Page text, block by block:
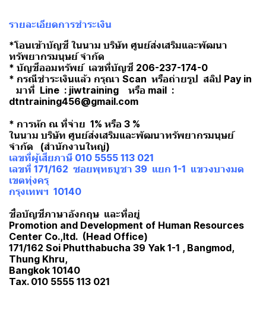
รายละเอียดการชำระเงิน
*โอนเข้าบัญชี ในนาม บริษัท ศูนย์ส่งเสริมและพัฒนา
ทรัพยากรมนุษย์ จำกัด
* บัญชีออมทรัพย์ เลขที่บัญชี 206-237-174-0
* กรณีชำระเงินแล้ว กรุณา Scan หรือถ่ายรูป สลิป Pay in
มาที่ Line : jiwtraining หรือ mail :
dtntraining456@gmail.com
* การหัก ณ ที่จ่าย 1% หรือ 3 %
ในนาม บริษัท ศูนย์ส่งเสริมและพัฒนาทรัพยากรมนุษย์
จำกัด (สำนักงานใหญ่)
เลขที่ผู้เสียภาษี 010 5555 113 021
เลขที่ 171/162 ซอยพุทธบูชา 39 แยก 1-1 แขวงบางมด
เขตทุ่งครุ
กรุงเทพฯ 10140
ชื่อบัญชีภาษาอังกฤษ และที่อยู่
Promotion and Development of Human Resources
Center Co.,ltd. (Head Office)
171/162 Soi Phutthabucha 39 Yak 1-1 , Bangmod,
Thung Khru,
Bangkok 10140
Tax. 010 5555 113 021